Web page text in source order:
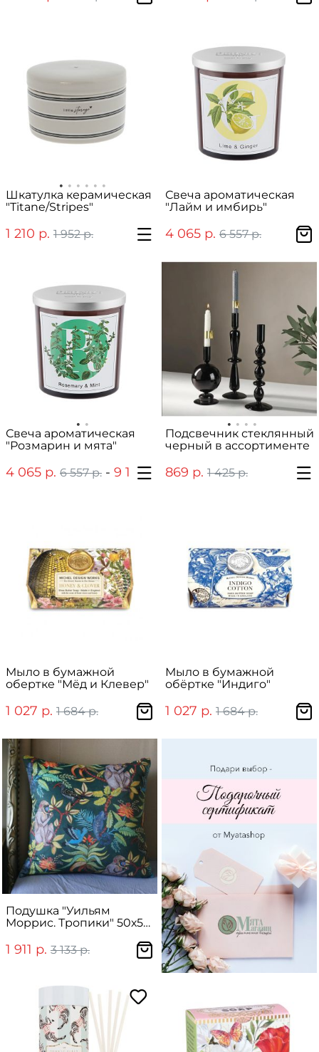
Шкатулка керамическая
"Titane/Stripes"
1 210 р. 1 952 р.
Свеча ароматическая
"Лайм и имбирь"
4 065 р. 6 557 р.
Свеча ароматическая
"Розмарин и мята"
4 065 р. 6 557 р. - 9 147 р. 14 754 р.
Подсвечник стеклянный
черный в ассортименте
869 р. 1 425 р.
Мыло в бумажной
обертке "Мёд и Клевер"
1 027 р. 1 684 р.
Мыло в бумажной
обёртке "Индиго"
1 027 р. 1 684 р.
Подушка "Уильям
Моррис. Тропики" 50х50
1 911 р. 3 133 р.